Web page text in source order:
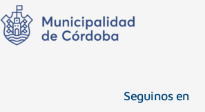
Seguinos en